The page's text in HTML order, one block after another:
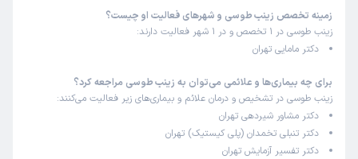
زمینه تخصص زینب طوسی و شهرهای فعالیت او چیست؟
زینب طوسی در 1 تخصص و در 1 شهر فعالیت دارند:
دکتر مامایی تهران
برای چه بیماری‌ها و علائمی می‌توان به زینب طوسی مراجعه کرد؟
زینب طوسی در تشخیص و درمان علائم و بیماری‌های زیر فعالیت می‌کنند:
دکتر مشاور شیردهی تهران
دکتر تنبلی تخمدان (پلی کیستیک) تهران
دکتر تفسیر آزمایش تهران